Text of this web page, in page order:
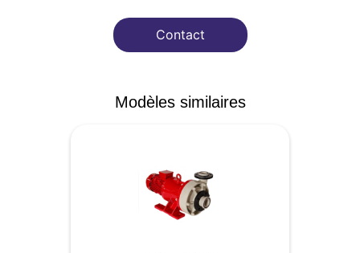
Contact
Modèles similaires